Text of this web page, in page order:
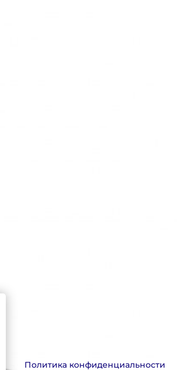
Политика конфиденциальности